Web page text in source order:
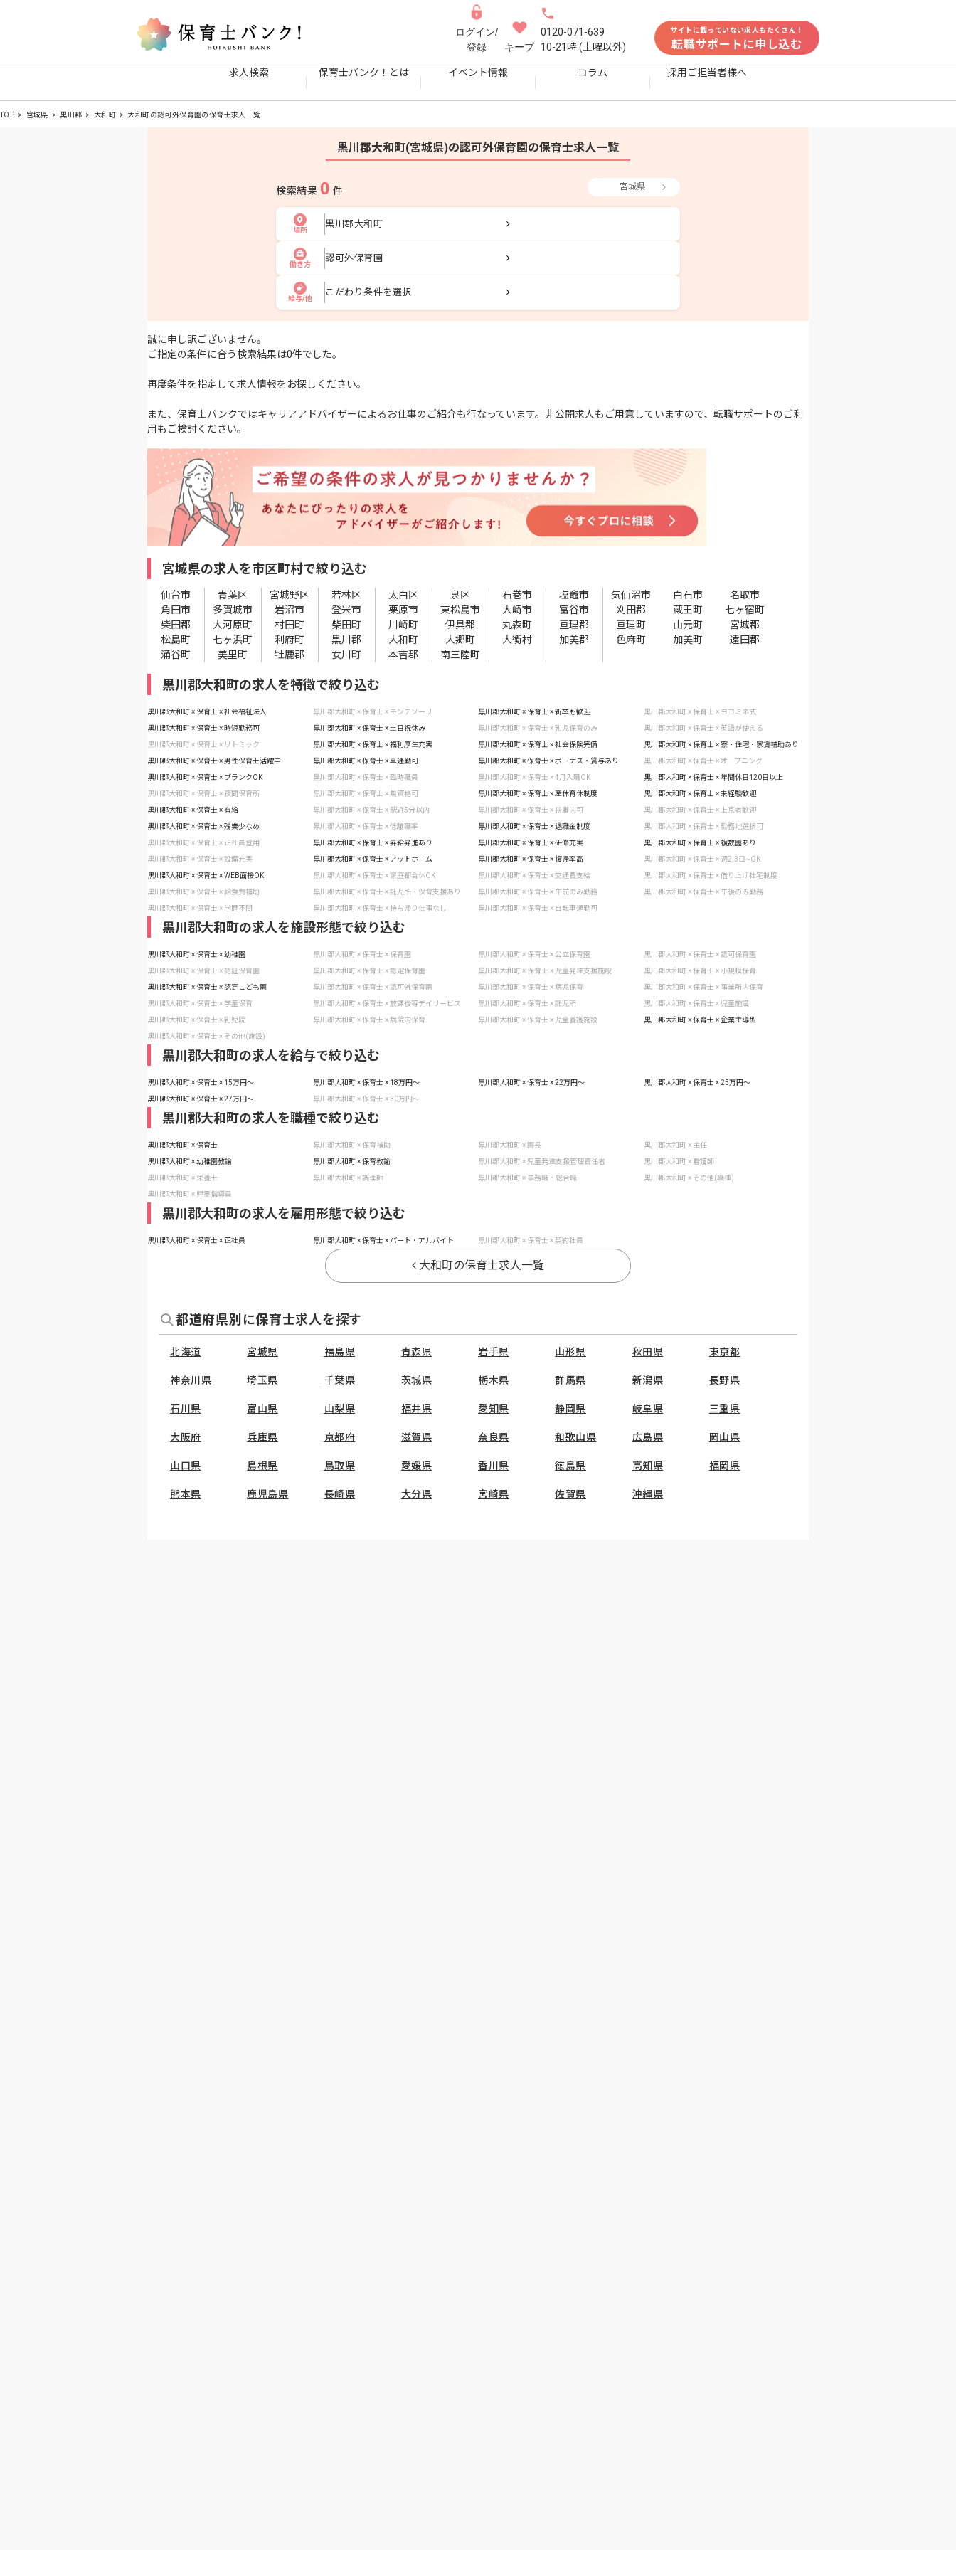
ログイン/
登録
キープ
0120-071-639
10-21時 (土曜以外)
サイトに載っていない求人もたくさん！
転職サポートに申し込む
求人検索 保育士バンク！とは イベント情報 コラム 採用ご担当者様へ
TOP 宮城県 黒川郡 大和町 大和町の認可外保育園の保育士求人一覧
黒川郡大和町(宮城県)の認可外保育園の保育士求人一覧
検索結果 0 件 宮城県
場所
黒川郡大和町
働き方
認可外保育園
給与/他
こだわり条件を選択
誠に申し訳ございません。
ご指定の条件に合う検索結果は0件でした。
再度条件を指定して求人情報をお探しください。
また、保育士バンクではキャリアアドバイザーによるお仕事のご紹介も行なっています。非公開求人もご用意していますので、転職サポートのご利
用もご検討ください。
宮城県の求人を市区町村で絞り込む
仙台市 青葉区 宮城野区 若林区 太白区 泉区 石巻市 塩竈市 気仙沼市 白石市
名取市
角田市
多賀城市 岩沼市 登米市 栗原市 東松島市 大崎市 富谷市 刈田郡 蔵王町
七ヶ宿町
柴田郡
大河原町 村田町 柴田町 川崎町 伊具郡 丸森町 亘理郡 亘理町 山元町
宮城郡
松島町
七ヶ浜町 利府町 黒川郡 大和町 大郷町 大衡村 加美郡 色麻町 加美町
遠田郡
涌谷町
美里町 牡鹿郡 女川町 本吉郡 南三陸町
黒川郡大和町の求人を特徴で絞り込む
黒川郡大和町 × 保育士 × 社会福祉法人 黒川郡大和町 × 保育士 × モンテソーリ 黒川郡大和町 × 保育士 × 新卒も歓迎 黒川郡大和町 × 保育士 × ヨコミネ式
黒川郡大和町 × 保育士 × 時短勤務可 黒川郡大和町 × 保育士 × 土日祝休み 黒川郡大和町 × 保育士 × 乳児保育のみ 黒川郡大和町 × 保育士 × 英語が使える
黒川郡大和町 × 保育士 × リトミック 黒川郡大和町 × 保育士 × 福利厚生充実 黒川郡大和町 × 保育士 × 社会保険完備 黒川郡大和町 × 保育士 × 寮・住宅・家賃補助あり
黒川郡大和町 × 保育士 × 男性保育士活躍中 黒川郡大和町 × 保育士 × 車通勤可 黒川郡大和町 × 保育士 × ボーナス・賞与あり 黒川郡大和町 × 保育士 × オープニング
黒川郡大和町 × 保育士 × ブランクOK 黒川郡大和町 × 保育士 × 臨時職員 黒川郡大和町 × 保育士 × 4月入職OK 黒川郡大和町 × 保育士 × 年間休日120日以上
黒川郡大和町 × 保育士 × 夜間保育所 黒川郡大和町 × 保育士 × 無資格可 黒川郡大和町 × 保育士 × 産休育休制度 黒川郡大和町 × 保育士 × 未経験歓迎
黒川郡大和町 × 保育士 × 有給 黒川郡大和町 × 保育士 × 駅近5分以内 黒川郡大和町 × 保育士 × 扶養内可 黒川郡大和町 × 保育士 × 上京者歓迎
黒川郡大和町 × 保育士 × 残業少なめ 黒川郡大和町 × 保育士 × 低離職率 黒川郡大和町 × 保育士 × 退職金制度 黒川郡大和町 × 保育士 × 勤務地選択可
黒川郡大和町 × 保育士 × 正社員登用 黒川郡大和町 × 保育士 × 昇給昇進あり 黒川郡大和町 × 保育士 × 研修充実 黒川郡大和町 × 保育士 × 複数園あり
黒川郡大和町 × 保育士 × 設備充実 黒川郡大和町 × 保育士 × アットホーム 黒川郡大和町 × 保育士 × 復帰率高 黒川郡大和町 × 保育士 × 週2.3日~OK
黒川郡大和町 × 保育士 × WEB面接OK 黒川郡大和町 × 保育士 × 家庭都合休OK 黒川郡大和町 × 保育士 × 交通費支給 黒川郡大和町 × 保育士 × 借り上げ社宅制度
黒川郡大和町 × 保育士 × 給食費補助 黒川郡大和町 × 保育士 × 託児所・保育支援あり 黒川郡大和町 × 保育士 × 午前のみ勤務 黒川郡大和町 × 保育士 × 午後のみ勤務
黒川郡大和町 × 保育士 × 学歴不問 黒川郡大和町 × 保育士 × 持ち帰り仕事なし 黒川郡大和町 × 保育士 × 自転車通勤可
黒川郡大和町の求人を施設形態で絞り込む
黒川郡大和町 × 保育士 × 幼稚園 黒川郡大和町 × 保育士 × 保育園 黒川郡大和町 × 保育士 × 公立保育園 黒川郡大和町 × 保育士 × 認可保育園
黒川郡大和町 × 保育士 × 認証保育園 黒川郡大和町 × 保育士 × 認定保育園 黒川郡大和町 × 保育士 × 児童発達支援施設 黒川郡大和町 × 保育士 × 小規模保育
黒川郡大和町 × 保育士 × 認定こども園 黒川郡大和町 × 保育士 × 認可外保育園 黒川郡大和町 × 保育士 × 病児保育 黒川郡大和町 × 保育士 × 事業所内保育
黒川郡大和町 × 保育士 × 学童保育 黒川郡大和町 × 保育士 × 放課後等デイサービス 黒川郡大和町 × 保育士 × 託児所 黒川郡大和町 × 保育士 × 児童施設
黒川郡大和町 × 保育士 × 乳児院 黒川郡大和町 × 保育士 × 病院内保育 黒川郡大和町 × 保育士 × 児童養護施設 黒川郡大和町 × 保育士 × 企業主導型
黒川郡大和町 × 保育士 × その他(施設)
黒川郡大和町の求人を給与で絞り込む
黒川郡大和町 × 保育士 × 15万円〜 黒川郡大和町 × 保育士 × 18万円〜 黒川郡大和町 × 保育士 × 22万円〜 黒川郡大和町 × 保育士 × 25万円〜
黒川郡大和町 × 保育士 × 27万円〜 黒川郡大和町 × 保育士 × 30万円〜
黒川郡大和町の求人を職種で絞り込む
黒川郡大和町 × 保育士 黒川郡大和町 × 保育補助 黒川郡大和町 × 園長 黒川郡大和町 × 主任
黒川郡大和町 × 幼稚園教諭 黒川郡大和町 × 保育教諭 黒川郡大和町 × 児童発達支援管理責任者 黒川郡大和町 × 看護師
黒川郡大和町 × 栄養士 黒川郡大和町 × 調理師 黒川郡大和町 × 事務職・総合職 黒川郡大和町 × その他(職種)
黒川郡大和町 × 児童指導員
黒川郡大和町の求人を雇用形態で絞り込む
黒川郡大和町 × 保育士 × 正社員 黒川郡大和町 × 保育士 × パート・アルバイト 黒川郡大和町 × 保育士 × 契約社員
大和町の保育士求人一覧
都道府県別に保育士求人を探す
北海道 宮城県 福島県 青森県 岩手県 山形県 秋田県 東京都
神奈川県 埼玉県 千葉県 茨城県 栃木県 群馬県 新潟県 長野県
石川県 富山県 山梨県 福井県 愛知県 静岡県 岐阜県 三重県
大阪府 兵庫県 京都府 滋賀県 奈良県 和歌山県 広島県 岡山県
山口県 島根県 鳥取県 愛媛県 香川県 徳島県 高知県 福岡県
熊本県 鹿児島県 長崎県 大分県 宮崎県 佐賀県 沖縄県